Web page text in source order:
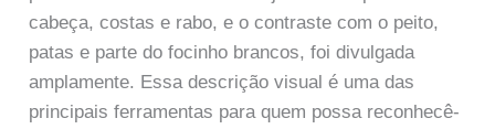
cabeça, costas e rabo, e o contraste com o peito,
patas e parte do focinho brancos, foi divulgada
amplamente. Essa descrição visual é uma das
principais ferramentas para quem possa reconhecê-